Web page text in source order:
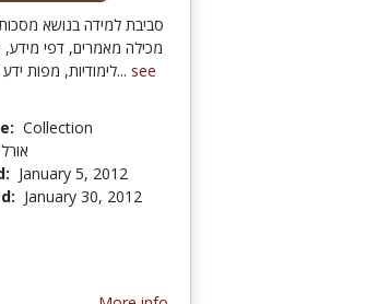
סביבת למידה בנושא
מכילה מאמרים, דפי מידע,
לימודיות, מפות ידע ודיונים וירטואליים... see
Collection
January 5, 2012
January 30, 2012